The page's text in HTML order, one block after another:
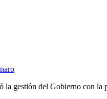
la gestión del Gobierno con la